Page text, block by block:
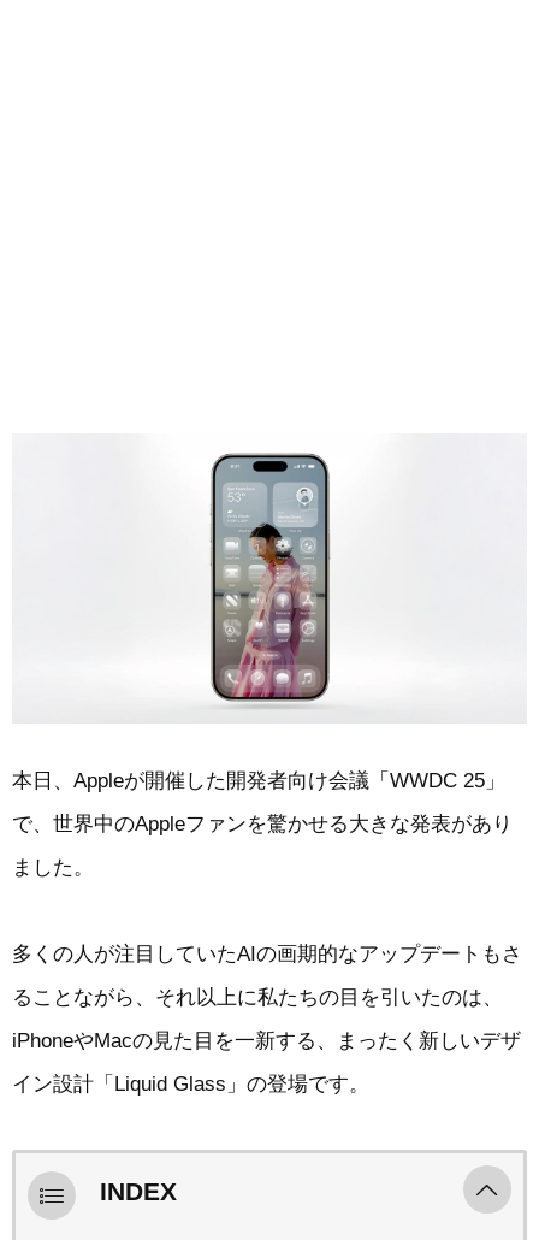
本日、Appleが開催した開発者向け会議「WWDC 25」
で、世界中のAppleファンを驚かせる大きな発表があり
ました。
多くの人が注目していたAIの画期的なアップデートもさ
ることながら、それ以上に私たちの目を引いたのは、
iPhoneやMacの見た目を一新する、まったく新しいデザ
イン設計「Liquid Glass」の登場です。
INDEX